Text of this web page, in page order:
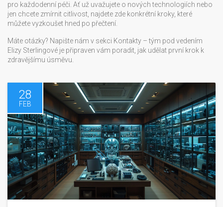
pro každodenní péči. Ať už uvažujete o nových technologiích nebo
jen chcete zmírnit citlivost, najdete zde konkrétní kroky, které
můžete vyzkoušet hned po přečtení.
Máte otázky? Napište nám v sekci Kontakty – tým pod vedením
Elizy Sterlingové je připraven vám poradit, jak udělat první krok k
zdravějšímu úsměvu.
28
FEB